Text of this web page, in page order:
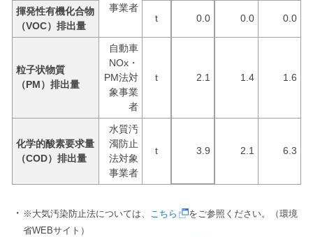
事業者
揮発性有機化合物
（VOC）排出量
t 0.0 0.0 0.0
粒子状物質
（PM）排出量
自動車
NOx・
PM法対
象事業
者
t 2.1 1.4 1.6
化学的酸素要求量
（COD）排出量
水質汚
濁防止
法対象
事業者
t 3.9 2.1 6.3
※大気汚染防止法については、 こちら
をご参照ください。（環境
省WEBサイト）